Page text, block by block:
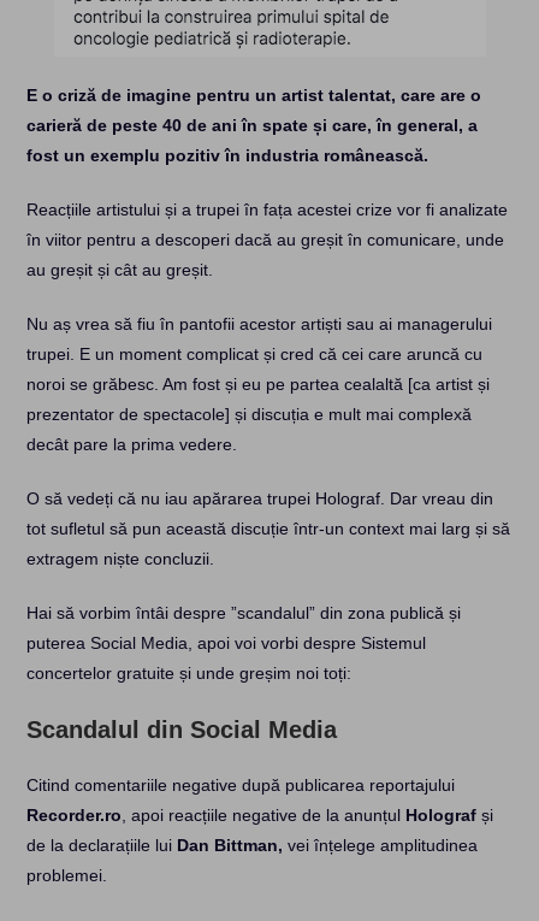
E o criză de imagine pentru un artist talentat, care are o
carieră de peste 40 de ani în spate și care, în general, a
fost un exemplu pozitiv în industria românească.
Reacțiile artistului și a trupei în fața acestei crize vor fi analizate
în viitor pentru a descoperi dacă au greșit în comunicare, unde
au greșit și cât au greșit.
Nu aș vrea să fiu în pantofii acestor artiști sau ai managerului
trupei. E un moment complicat și cred că cei care aruncă cu
noroi se grăbesc. Am fost și eu pe partea cealaltă [ca artist și
prezentator de spectacole] și discuția e mult mai complexă
decât pare la prima vedere.
O să vedeți că nu iau apărarea trupei Holograf. Dar vreau din
tot sufletul să pun această discuție într-un context mai larg și să
extragem niște concluzii.
Hai să vorbim întâi despre ”scandalul” din zona publică și
puterea Social Media, apoi voi vorbi despre Sistemul
concertelor gratuite și unde greșim noi toți:
Scandalul din Social Media
Citind comentariile negative după publicarea reportajului
Recorder.ro , apoi reacțiile negative de la anunțul Holograf și
de la declarațiile lui Dan Bittman, vei înțelege amplitudinea
problemei.